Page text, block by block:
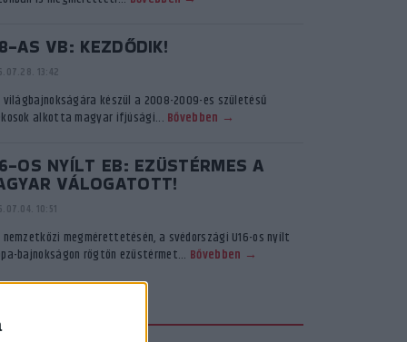
AS VB: KEZDŐDIK!
13:42
világbajnokságára készül a 2008-2009-es születésű
alkotta magyar ifjúsági... Bővebben →
OS NYÍLT EB: EZÜSTÉRMES A
VÁLOGATOTT!
10:51
nemzetközi megmérettetésén, a svédországi U16-os nyílt
bajnokságon rögtön ezüstérmet... Bővebben →